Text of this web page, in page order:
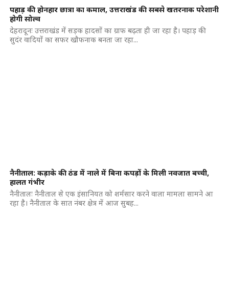
पहाड़ की होनहार छात्रा का कमाल, उत्तराखंड की सबसे खतरनाक परेशानी
होगी सोल्व
देहरादूनः उत्तराखंड में सड़क हादसों का ग्राफ बढ़ता ही जा रहा है। पहाड़ की
सुदंर वादियों का सफर खौफनाक बनता जा रहा...
नैनीताल: कड़ाके की ठंड में नाले में बिना कपड़ाें के मिली नवजात बच्ची,
हालत गंभीर
नैनीतालः नैनीताल से एक इंसानियत को शर्मसार करने वाला मामला सामने आ
रहा है। नैनीताल के सात नंबर क्षेत्र में आज सुबह...